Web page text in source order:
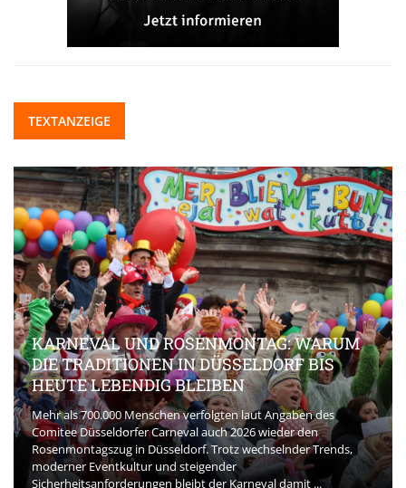
TEXTANZEIGE
KARNEVAL UND ROSENMONTAG: WARUM
DIE TRADITIONEN IN DÜSSELDORF BIS
HEUTE LEBENDIG BLEIBEN
Mehr als 700.000 Menschen verfolgten laut Angaben des
Comitee Düsseldorfer Carneval auch 2026 wieder den
Rosenmontagszug in Düsseldorf. Trotz wechselnder Trends,
moderner Eventkultur und steigender
Sicherheitsanforderungen bleibt der Karneval damit ...